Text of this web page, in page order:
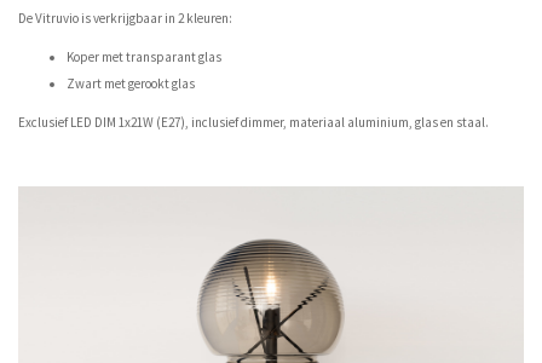
De Vitruvio is verkrijgbaar in 2 kleuren:
Koper met transparant glas
Zwart met gerookt glas
Exclusief LED DIM 1x21W (E27), inclusief dimmer, materiaal aluminium, glas en staal.